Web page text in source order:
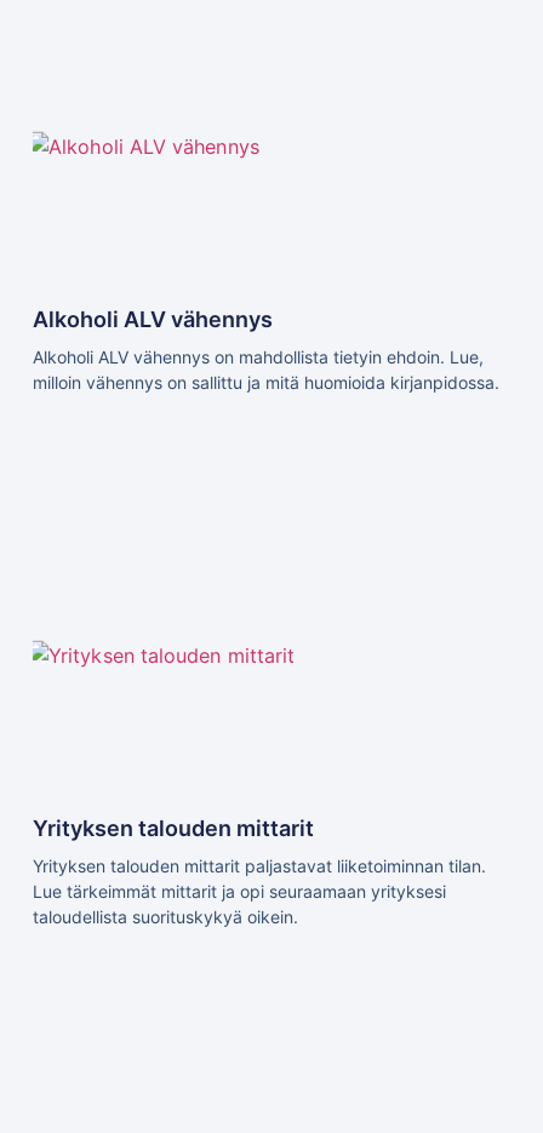
Alkoholi ALV vähennys
Alkoholi ALV vähennys on mahdollista tietyin ehdoin. Lue,
milloin vähennys on sallittu ja mitä huomioida kirjanpidossa.
Yrityksen talouden mittarit
Yrityksen talouden mittarit paljastavat liiketoiminnan tilan.
Lue tärkeimmät mittarit ja opi seuraamaan yrityksesi
taloudellista suorituskykyä oikein.